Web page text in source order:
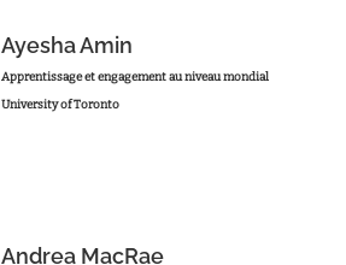
Ayesha Amin
Apprentissage et engagement au niveau mondial
University of Toronto
Andrea MacRae